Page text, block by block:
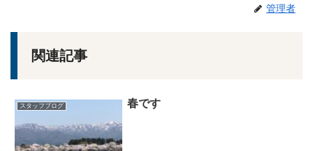
管理者
関連記事
スタッフブログ 春です